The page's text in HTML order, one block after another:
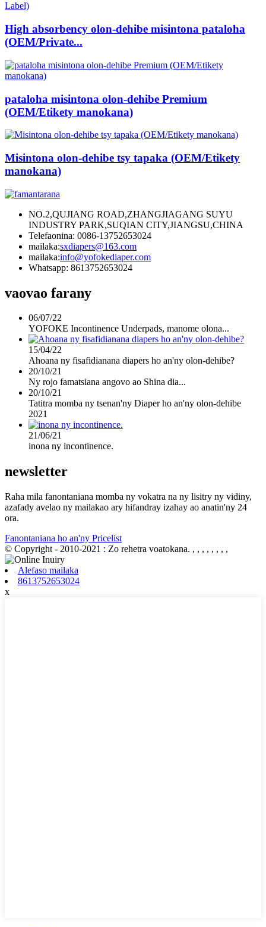
High absorbency olon-dehibe misintona pataloha
(OEM/Private...
pataloha misintona olon-dehibe Premium
(OEM/Etikety manokana)
Misintona olon-dehibe tsy tapaka (OEM/Etikety
manokana)
NO.2,QUJIANG ROAD,ZHANGJIAGANG SUYU
INDUSTRY PARK,SUQIAN CITY,JIANGSU,CHINA
Telefaonina: 0086-13752653024
mailaka:sxdiapers@163.com
mailaka:info@yofokediaper.com
Whatsapp: 8613752653024
vaovao farany
06/07/22
YOFOKE Incontinence Underpads, manome olona...
15/04/22
Ahoana ny fisafidianana diapers ho an'ny olon-dehibe?
20/10/21
Ny rojo famatsiana angovo ao Shina dia...
20/10/21
Tatitra momba ny tsenan'ny Diaper ho an'ny olon-dehibe
2021
21/06/21
inona ny incontinence.
newsletter
Raha mila fanontaniana momba ny vokatra na ny lisitry ny vidiny,
azafady avelao ny mailakao ary hifandray izahay ao anatin'ny 24
ora.
Fanontaniana ho an'ny Pricelist
© Copyright - 2010-2021 : Zo rehetra voatokana. , , , , , , , ,
Alefaso mailaka
8613752653024
x